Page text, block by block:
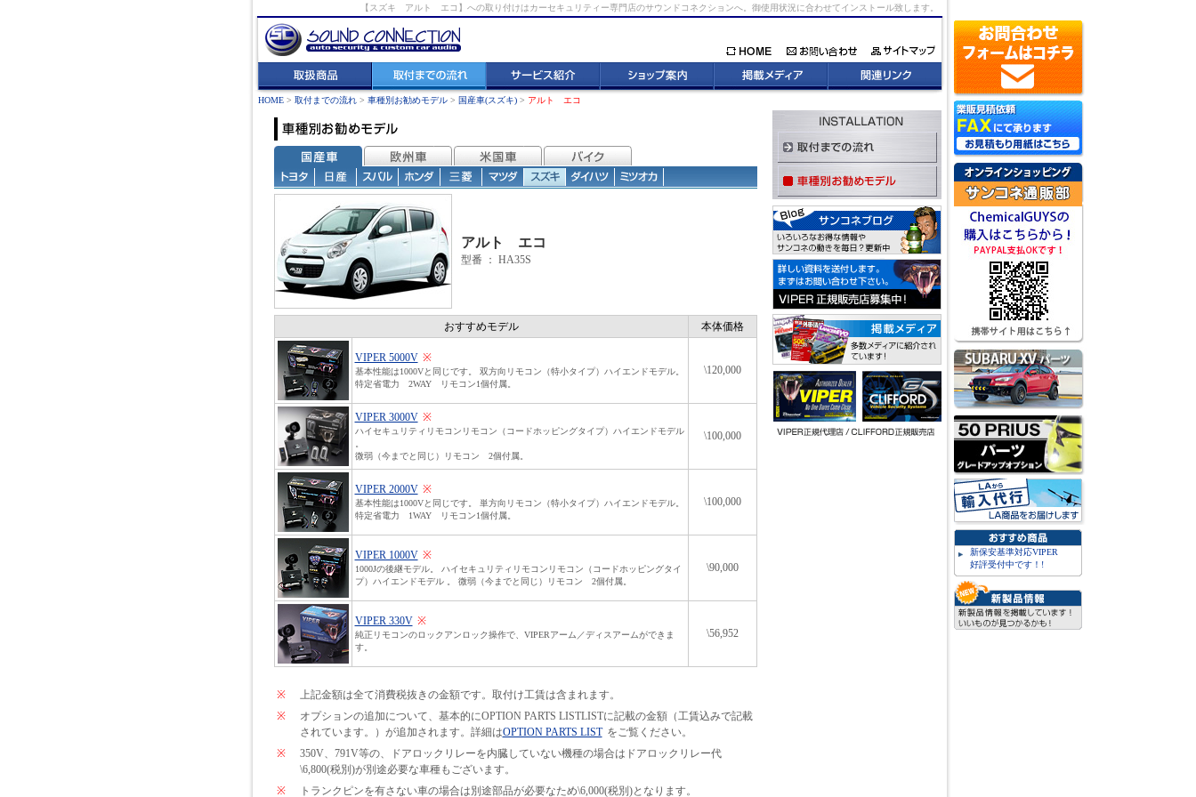
【スズキ アルト エコ】への取り付けはカーセキュリティー専門店のサウンドコネクションへ。御使用状況に合わせてインストール致します。
HOME > 取付までの流れ > 車種別お勧めモデル > 国産車(スズキ) > アルト エコ
アルト エコ
型番 ： HA35S
おすすめモデル 本体価格
VIPER 5000V ※
基本性能は1000Vと同じです。 双方向リモコン（特小タイプ）ハイエンドモデル。
特定省電力 2WAY リモコン1個付属。
\120,000
VIPER 3000V ※
ハイセキュリティリモコンリモコン（コードホッピングタイプ）ハイエンドモデル
微弱（今までと同じ）リモコン 2個付属。
\100,000
VIPER 2000V ※
基本性能は1000Vと同じです。 単方向リモコン（特小タイプ）ハイエンドモデル。
特定省電力 1WAY リモコン1個付属。
\100,000
VIPER 1000V ※
1000Jの後継モデル。 ハイセキュリティリモコンリモコン（コードホッピングタイ
プ）ハイエンドモデル 。 微弱（今までと同じ）リモコン 2個付属。
\90,000
VIPER 330V ※
純正リモコンのロックアンロック操作で、VIPERアーム／ディスアームができま
す。
\56,952
※
上記金額は全て消費税抜きの金額です。取付け工賃は含まれます。
※
オプションの追加について、基本的にOPTION PARTS LISTLISTに記載の金額（工賃込みで記載
されています。）が追加されます。詳細はOPTION PARTS LIST をご覧ください。
※
350V、791V等の、ドアロックリレーを内臓していない機種の場合はドアロックリレー代
\6,800(税別)が別途必要な車種もございます。
※
トランクピンを有さない車の場合は別途部品が必要なため\6,000(税別)となります。
新保安基準対応VIPER
好評受付中です！!